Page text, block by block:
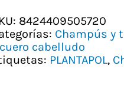
PLANTAPOL
cantidad
8424409505720
Champús y
cabelludo
PLANTAPOL,